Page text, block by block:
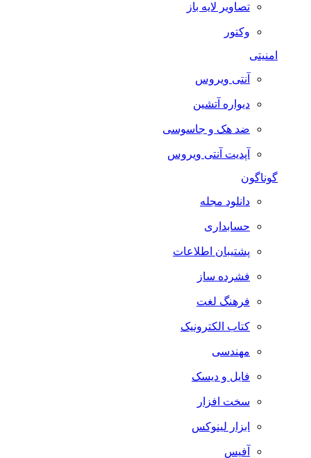
تصاویر لایه باز
وکتور
امنیتی
آنتی ویروس
دیواره آتشین
ضد هک و جاسوسی
آپدیت آنتی ویروس
گوناگون
دانلود مجله
حسابداری
پشتیبان اطلاعات
فشرده ساز
فرهنگ لغت
کتاب الکترونیک
مهندسی
فایل و دیسک
سخت افزار
ابزار لینوکس
آفیس